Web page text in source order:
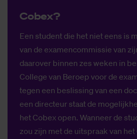
Co­bex?
Een student die het niet eens is
van de examencommissie van
daarover binnen zes weken in
College van Beroep voor de
tegen een beslissing van een
een directeur staat de
het Cobex open. Wanneer de
zou zijn met de uitspraak van het